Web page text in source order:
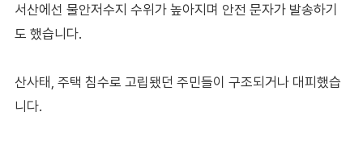
서산에선 물안저수지 수위가 높아지며 안전 문자가 발송하기
도 했습니다.
산사태, 주택 침수로 고립됐던 주민들이 구조되거나 대피했습
니다.